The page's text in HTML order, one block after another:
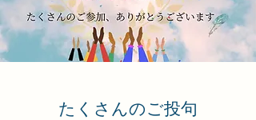
たくさんのご投句